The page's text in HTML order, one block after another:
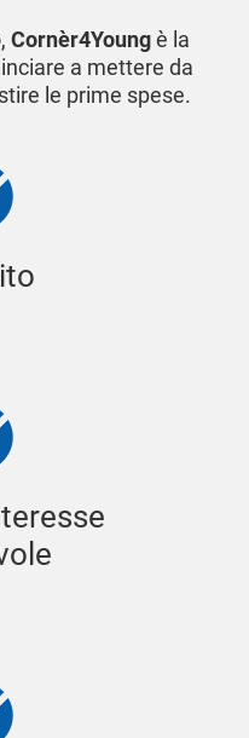
Cornèr4Youngè la
a mettere da
le prime spese.